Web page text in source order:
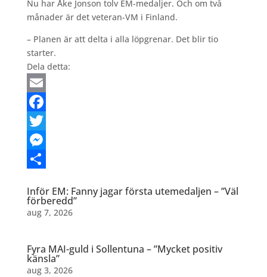
Nu har Åke Jonson tolv EM-medaljer. Och om två
månader är det veteran-VM i Finland.
– Planen är att delta i alla löpgrenar. Det blir tio
starter.
Dela detta:
Email
Facebook
Twitter
Messenger
Inför EM: Fanny jagar första utemedaljen – ”Väl
förberedd”
aug 7, 2026
Fyra MAI-guld i Sollentuna – ”Mycket positiv
känsla”
aug 3, 2026